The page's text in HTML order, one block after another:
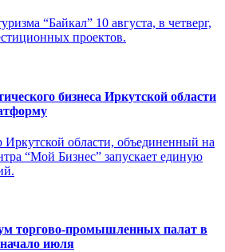
“Байкал” 10 августа, в четверг,
проектов.
бизнеса Иркутской области
Иркутской области, объединенный на
“Мой Бизнес” запускает единую
торгово-промышленных палат в
июля